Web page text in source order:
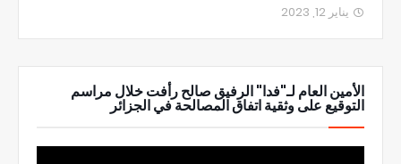
يناير 12, 2023
الأمين العام لـ"فدا" الرفيق صالح رأفت خلال مراسم
التوقيع على وثقية اتفاق المصالحة في الجزائر